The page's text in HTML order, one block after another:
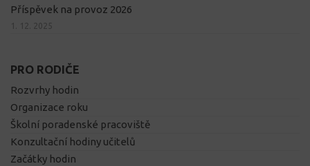
Příspěvek na provoz 2026
1. 12. 2025
PRO RODIČE
Rozvrhy hodin
Organizace roku
Školní poradenské pracoviště
Konzultační hodiny učitelů
Začátky hodin